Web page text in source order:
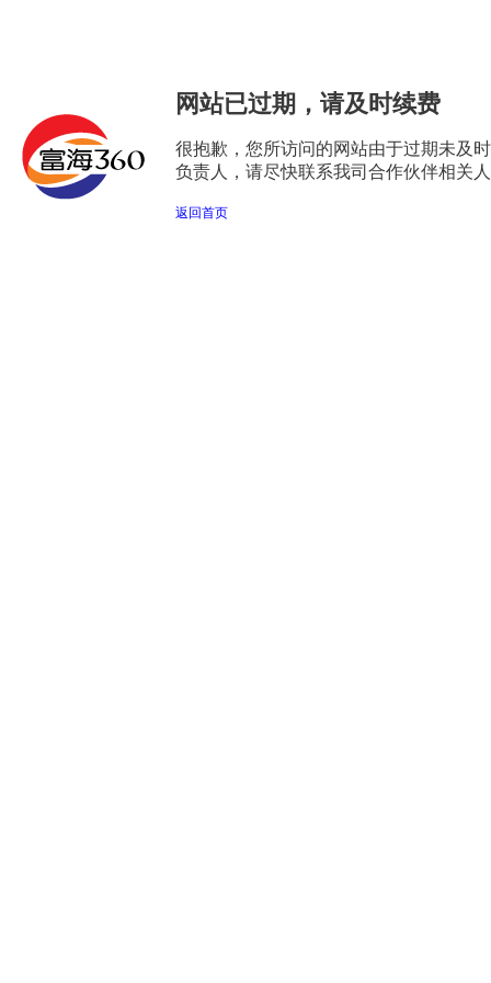
网站已过期，请及时续费
很抱歉，您所访问的网站由于过期未及
负责人，请尽快联系我司合作伙伴相关
返回首页